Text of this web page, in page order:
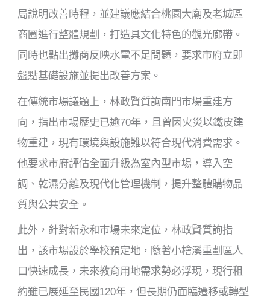
局說明改善時程，並建議應結合桃園大廟及老城區
商圈進行整體規劃，打造具文化特色的觀光廊帶。
同時也點出攤商反映水電不足問題，要求市府立即
盤點基礎設施並提出改善方案。
在傳統市場議題上，林政賢質詢南門市場重建方
向，指出市場歷史已逾70年，且曾因火災以鐵皮建
物重建，現有環境與設施難以符合現代消費需求。
他要求市府評估全面升級為室內型市場，導入空
調、乾濕分離及現代化管理機制，提升整體購物品
質與公共安全。
此外，針對新永和市場未來定位，林政賢質詢指
出，該市場設於學校預定地，隨著小檜溪重劃區人
口快速成長，未來教育用地需求勢必浮現，現行租
約雖已展延至民國120年，但長期仍面臨遷移或轉型